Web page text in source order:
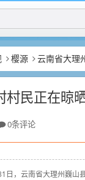
樱源 云南省大理
村民正在晾
0条评论
，云南省大理州巍山